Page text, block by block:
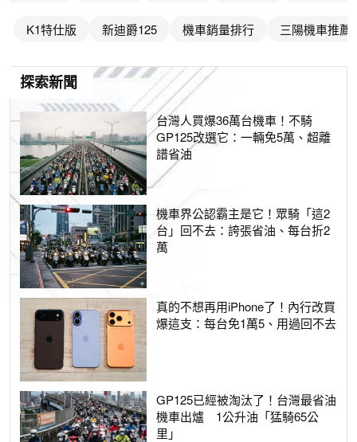
K1特仕版 新迪爵125 機車銷量排行 三陽機車推薦
探索新聞
台灣人買爆36萬台機車！不騎
GP125改選它：一輛免5萬、超離
譜省油
機車界公認霸主是它！眾騎「這2
台」回不去：誇張省油、每台折2
萬
真的不想再用iPhone了！內行改買
爆這支：每台免1萬5、用過回不去
GP125已經被淘汰了！台灣最省油
機車出爐 1公升油「猛騎65公
里」